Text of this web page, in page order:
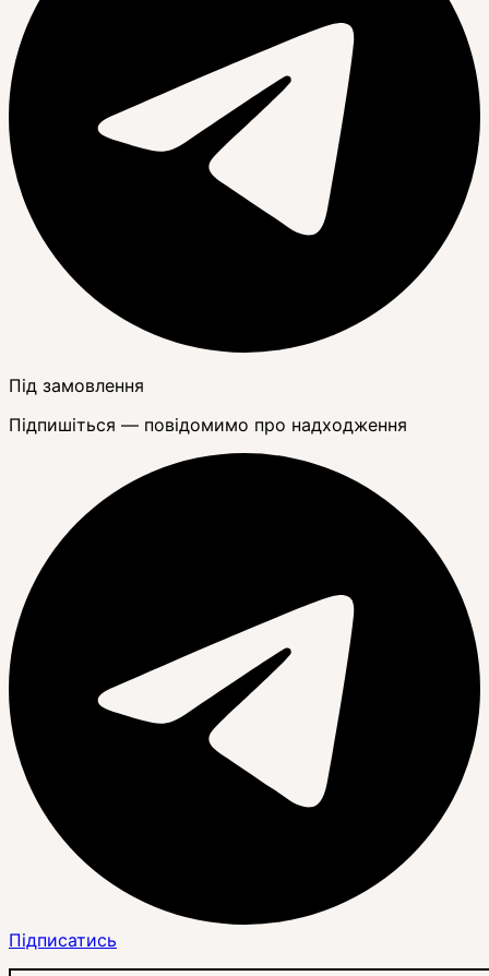
Під замовлення
Підпишіться — повідомимо про надходження
Підписатись